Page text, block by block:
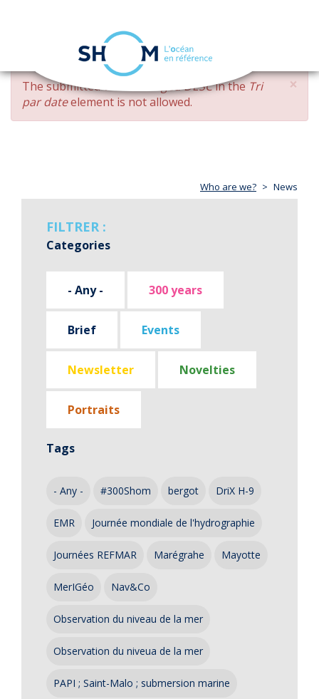
Skip
main
content
navigation
×
ERROR
MESSAGE
The submitted value changed DESCin the Tri
par dateelement is not allowed.
Who are we? News
FILTRER :
Categories
- Any - 300 years
Brief Events
Newsletter Novelties
Portraits
Tags
- Any - #300Shom bergot DriX H-9
EMR Journée mondiale de l'hydrographie
Journées REFMAR Marégrahe Mayotte
MerIGéo Nav&Co
Observation du niveau de la mer
Observation du niveua de la mer
PAPI ; Saint-Malo ; submersion marine